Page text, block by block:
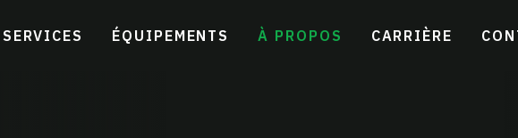
SERVICES ÉQUIPEMENTS À PROPOS CARRIÈRE